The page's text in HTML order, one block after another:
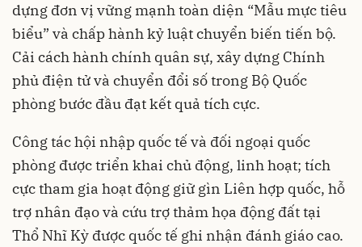
dựng đơn vị vững mạnh toàn diện “Mẫu mực tiêu
biểu” và chấp hành kỷ luật chuyển biến tiến bộ.
Cải cách hành chính quân sự, xây dựng Chính
phủ điện tử và chuyển đổi số trong Bộ Quốc
phòng bước đầu đạt kết quả tích cực.
Công tác hội nhập quốc tế và đối ngoại quốc
phòng được triển khai chủ động, linh hoạt; tích
cực tham gia hoạt động giữ gìn Liên hợp quốc, hỗ
trợ nhân đạo và cứu trợ thảm họa động đất tại
Thổ Nhĩ Kỳ được quốc tế ghi nhận đánh giáo cao.